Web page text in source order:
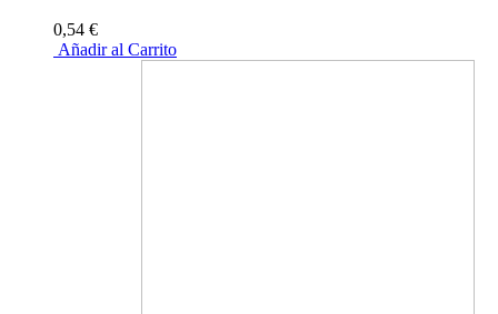
0,54 €
Añadir al Carrito